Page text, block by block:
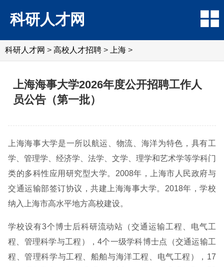
科研人才网
科研人才网 > 高校人才招聘 > 上海 >
上海海事大学2026年度公开招聘工作人
员公告（第一批）
上海海事大学是一所以航运、物流、海洋为特色，具有工
学、管理学、经济学、法学、文学、理学和艺术学等学科门
类的多科性应用研究型大学。2008年，上海市人民政府与
交通运输部签订协议，共建上海海事大学。2018年，学校
纳入上海市高水平地方高校建设。
学校设有3个博士后科研流动站（交通运输工程、电气工
程、管理科学与工程），4个一级学科博士点（交通运输工
程、管理科学与工程、船舶与海洋工程、电气工程），17